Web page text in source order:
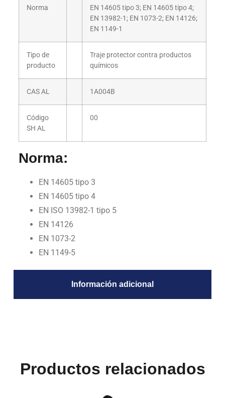
Información adicional
Norma
EN 14605 tipo 3; EN 14605 tipo 4;
EN 13982-1; EN 1073-2; EN 14126;
EN 1149-1
Tipo de
producto
Traje protector contra productos
químicos
CAS AL 1A004B
Código
SH AL
00
Norma:
EN 14605 tipo 3
EN 14605 tipo 4
EN ISO 13982-1 tipo 5
EN 14126
EN 1073-2
EN 1149-5
Productos relacionados